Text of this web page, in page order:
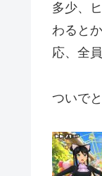
多少、
わると
応、全
ついで